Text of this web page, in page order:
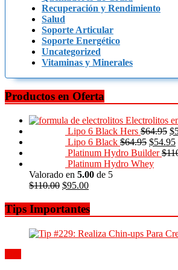
Recuperación y Rendimiento
Salud
Soporte Articular
Soporte Energético
Uncategorized
Vitaminas y Minerales
Productos en Oferta
Electrolitos
Lipo 6 Black Hers $64.95 $
Lipo 6 Black $64.95 $54.95
Platinum Hydro Builder $
Platinum Hydro Whey
Valorado en 5.00 de 5
$110.00 $95.00
Tips Importantes